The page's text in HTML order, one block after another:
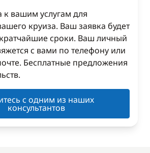
вашим услугам для
круиза. Ваш заявка будет
сроки. Ваш личный
с вами по телефону или
Бесплатные предложения
с одним из наших
консультантов